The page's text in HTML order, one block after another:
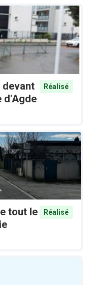
devant
d'Agde
Réalisé
tout le
Réalisé